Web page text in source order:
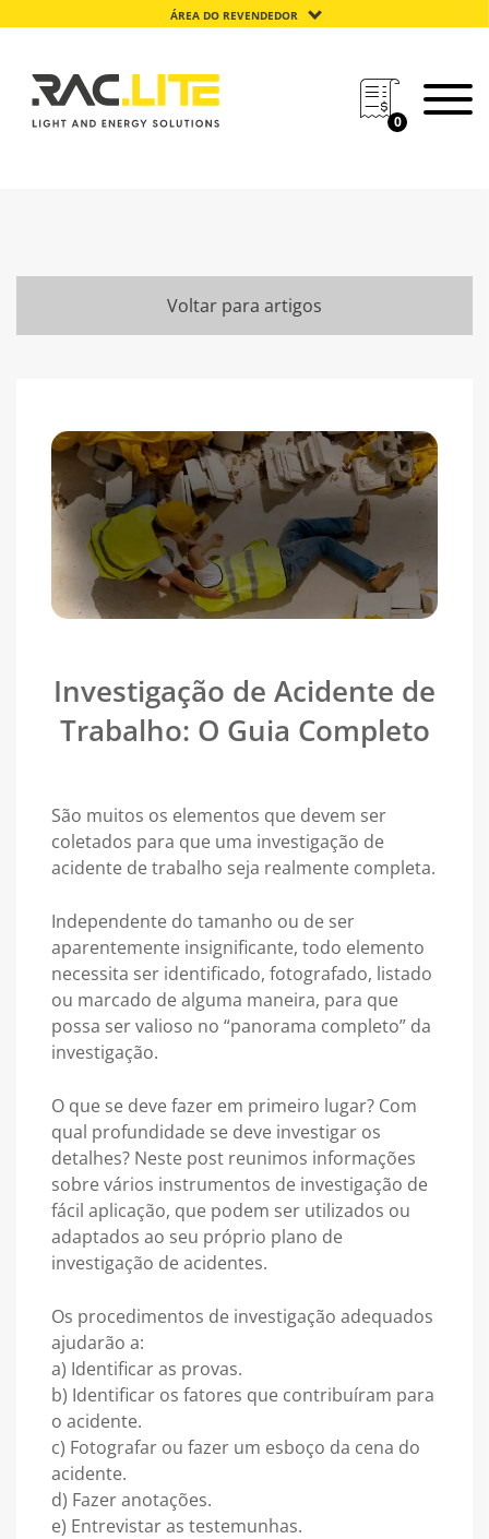
ÁREA DO REVENDEDOR
0
Voltar para artigos
Investigação de Acidente de
Trabalho: O Guia Completo
São muitos os elementos que devem ser
coletados para que uma investigação de
acidente de trabalho seja realmente completa.
Independente do tamanho ou de ser
aparentemente insignificante, todo elemento
necessita ser identificado, fotografado, listado
ou marcado de alguma maneira, para que
possa ser valioso no “panorama completo” da
investigação.
O que se deve fazer em primeiro lugar? Com
qual profundidade se deve investigar os
detalhes? Neste post reunimos informações
sobre vários instrumentos de investigação de
fácil aplicação, que podem ser utilizados ou
adaptados ao seu próprio plano de
investigação de acidentes.
Os procedimentos de investigação adequados
ajudarão a:
a) Identificar as provas.
b) Identificar os fatores que contribuíram para
o acidente.
c) Fotografar ou fazer um esboço da cena do
acidente.
d) Fazer anotações.
e) Entrevistar as testemunhas.